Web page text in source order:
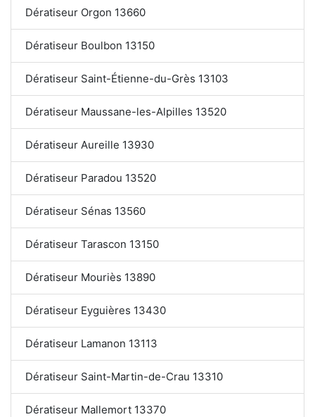
Dératiseur Orgon 13660
Dératiseur Boulbon 13150
Dératiseur Saint-Étienne-du-Grès 13103
Dératiseur Maussane-les-Alpilles 13520
Dératiseur Aureille 13930
Dératiseur Paradou 13520
Dératiseur Sénas 13560
Dératiseur Tarascon 13150
Dératiseur Mouriès 13890
Dératiseur Eyguières 13430
Dératiseur Lamanon 13113
Dératiseur Saint-Martin-de-Crau 13310
Dératiseur Mallemort 13370